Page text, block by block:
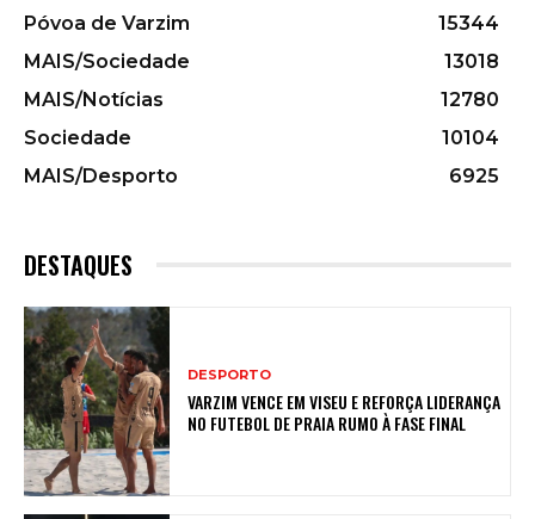
Póvoa de Varzim
15344
MAIS/Sociedade
13018
MAIS/Notícias
12780
Sociedade
10104
MAIS/Desporto
6925
DESTAQUES
DESPORTO
VARZIM VENCE EM VISEU E REFORÇA LIDERANÇA
NO FUTEBOL DE PRAIA RUMO À FASE FINAL